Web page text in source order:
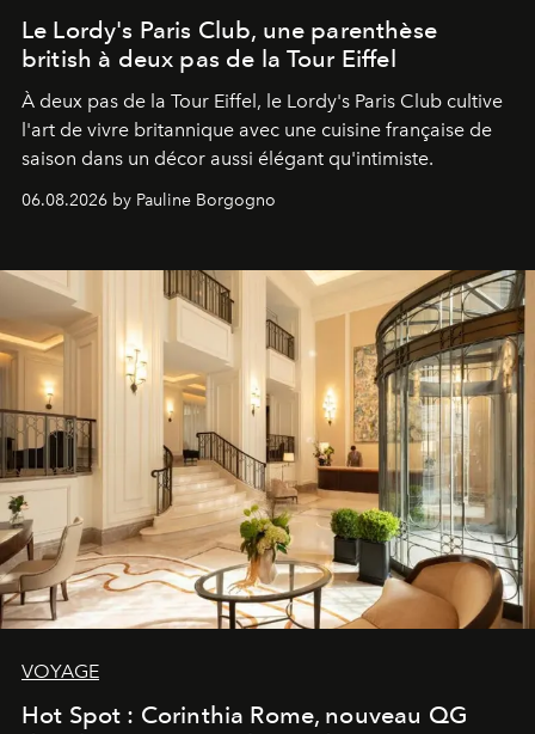
Le Lordy's Paris Club, une parenthèse
british à deux pas de la Tour Eiffel
À deux pas de la Tour Eiffel, le Lordy's Paris Club cultive
l'art de vivre britannique avec une cuisine française de
saison dans un décor aussi élégant qu'intimiste.
06.08.2026 by Pauline Borgogno
VOYAGE
Hot Spot : Corinthia Rome, nouveau QG